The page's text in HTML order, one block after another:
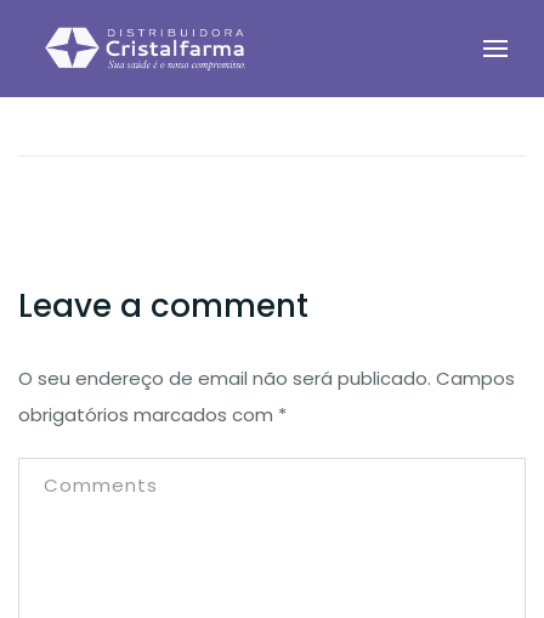
Leave a comment
O seu endereço de email não será publicado. Campos
obrigatórios marcados com *